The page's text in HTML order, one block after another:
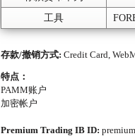
工具
存款/撤销方式: Credit Card,
特点：
PAMM账户
加密帐户
Premium Trading IB ID: